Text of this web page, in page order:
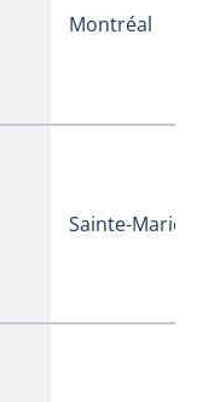
Montréal
Sainte-Marie